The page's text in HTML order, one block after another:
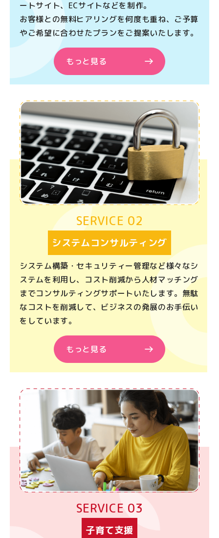
ートサイト、ECサイトなどを制作。
お客様との無料ヒアリングを何度も重ね、ご予算
やご希望に合わせたプランをご提案いたします。
もっと見る
SERVICE 02
システムコンサルティング
システム構築・セキュリティー管理など様々なシ
ステムを利用し、コスト削減から人材マッチング
までコンサルティングサポートいたします。無駄
なコストを削減して、ビジネスの発展のお手伝い
をしています。
もっと見る
SERVICE 03
子育て支援